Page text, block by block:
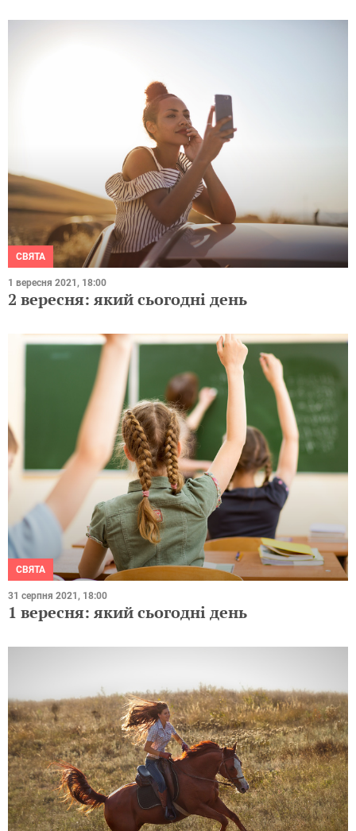
СВЯТА
1 вересня 2021, 18:00
2 вересня: який сьогодні день
СВЯТА
31 серпня 2021, 18:00
1 вересня: який сьогодні день